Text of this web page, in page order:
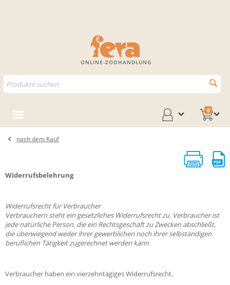
ONLINE-ZOOHANDLUNG
0
nach dem Kauf
Widerrufsbelehrung
Widerrufsrecht für Verbraucher
Verbrauchern steht ein gesetzliches Widerrufsrecht zu. Verbraucher ist
jede natürliche Person, die ein Rechtsgeschäft zu Zwecken abschließt,
die überwiegend weder ihrer gewerblichen noch ihrer selbständigen
beruflichen Tätigkeit zugerechnet werden kann
Verbraucher haben ein vierzehntägiges Widerrufsrecht.